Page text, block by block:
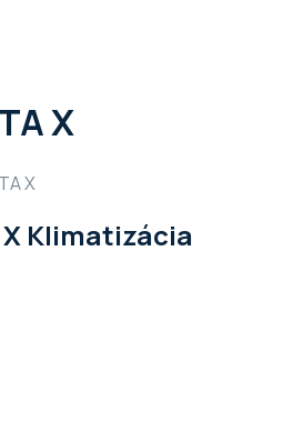
X
X
Klimatizácia